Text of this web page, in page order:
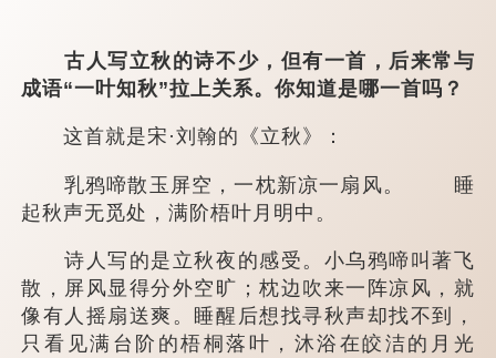
古人写立秋的诗不少，但有一首，后来常与
成语“一叶知秋”拉上关系。你知道是哪一首吗？
这首就是宋·刘翰的《立秋》：
乳鸦啼散玉屏空，一枕新凉一扇风。 睡
起秋声无觅处，满阶梧叶月明中。
诗人写的是立秋夜的感受。小乌鸦啼叫著飞
散，屏风显得分外空旷；枕边吹来一阵凉风，就
像有人摇扇送爽。睡醒后想找寻秋声却找不到，
只看见满台阶的梧桐落叶，沐浴在皎洁的月光